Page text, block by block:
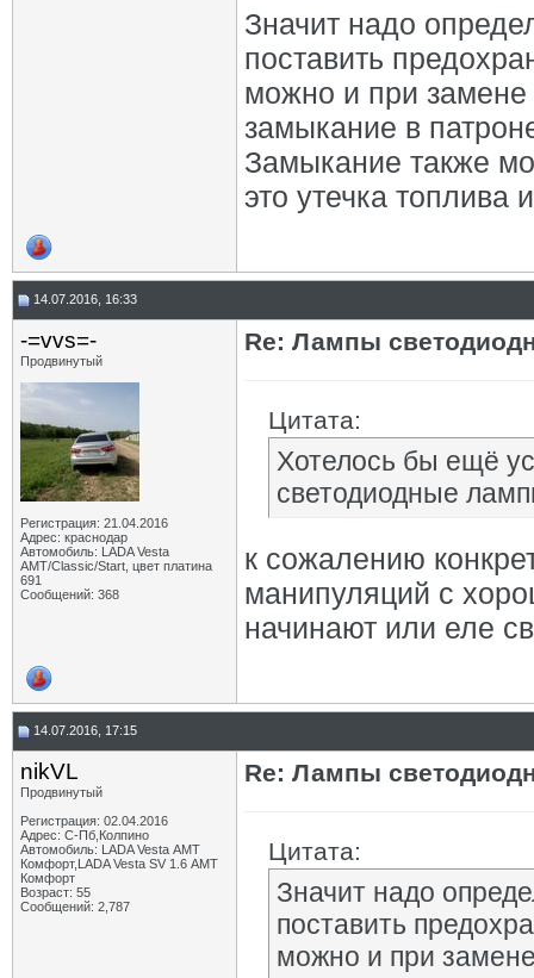
Значит надо
поставить
можно и при замене
замыкание в
Замыкание также
это утечка топлива
14.07.2016, 16:33
-=vvs=-
Продвинутый
Регистрация: 21.04.2016
Адрес: краснодар
Автомобиль: LADA Vesta
АМТ/Classic/Start, цвет платина
691
Сообщений: 368
Re: Лампы
Цитата:
Хотелось бы ещё
светодиодные
к сожалению
манипуляций с
начинают или еле
14.07.2016, 17:15
nikVL
Продвинутый
Регистрация: 02.04.2016
Адрес: С-Пб,Колпино
Автомобиль: LADA Vesta АМТ
Комфорт,LADA Vesta SV 1.6 АМТ
Комфорт
Возраст: 55
Сообщений: 2,787
Re: Лампы
Цитата:
Значит надо
поставить
можно и при